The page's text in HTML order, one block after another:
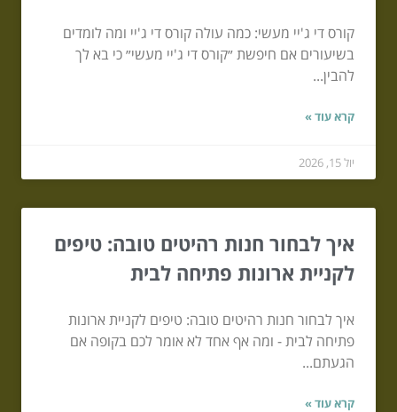
קורס די ג'יי מעשי: כמה עולה קורס די ג'יי ומה לומדים
בשיעורים אם חיפשת ״קורס די ג'יי מעשי״ כי בא לך
להבין...
קרא עוד »
יול 15, 2026
איך לבחור חנות רהיטים טובה: טיפים
לקניית ארונות פתיחה לבית
איך לבחור חנות רהיטים טובה: טיפים לקניית ארונות
פתיחה לבית - ומה אף אחד לא אומר לכם בקופה אם
הגעתם...
קרא עוד »